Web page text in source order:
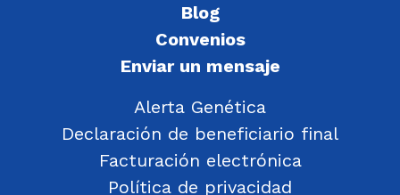
Blog
Convenios
Enviar un mensaje
Alerta Genética
Declaración de beneficiario final
Facturación electrónica
Política de privacidad